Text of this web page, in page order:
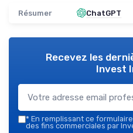
Résumer ChatGPT
Recevez les
Invest
* En remplissant ce
des fins commerciales par